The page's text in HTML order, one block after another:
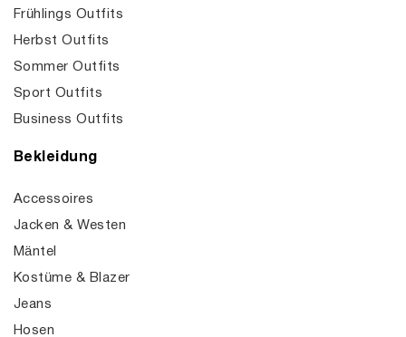
Frühlings Outfits
Herbst Outfits
Sommer Outfits
Sport Outfits
Business Outfits
Bekleidung
Accessoires
Jacken & Westen
Mäntel
Kostüme & Blazer
Jeans
Hosen